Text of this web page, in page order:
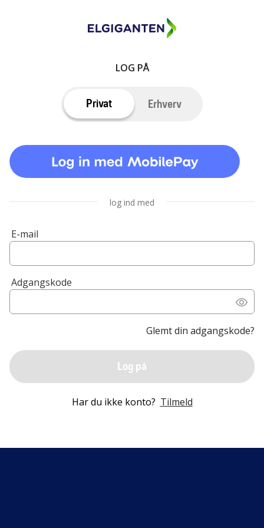
LOG PÅ
Privat Erhverv
log ind med
E-mail
Adgangskode
Glemt din adgangskode?
Log på
Har du ikke konto? Tilmeld